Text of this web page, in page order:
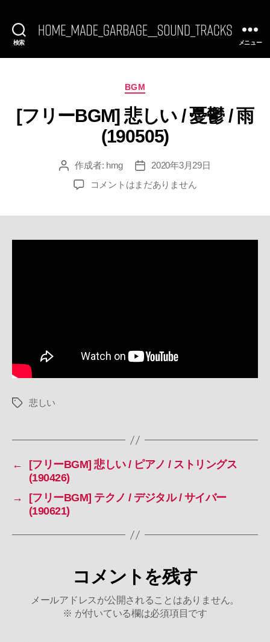
検索
BGM]
SoundTracks
メニュー
カ
ゴ
リ
ー
BGM
[フリーBGM] 悲しい / 憂鬱 / 雨
(190505)
投
作成者: hmg
投
稿
日
2020年3月29日
[フ
へ
コメントはまだありません
タ
悲しい
←
[フリーBGM] 悲しい / ピアノ / ストリングス
(190426)
→
[フリーBGM] テクノ / デジタル / サイバー
(190621)
コメントを残す
メールアドレスが公開されることはありません。
※ が付いている欄は必須項目です